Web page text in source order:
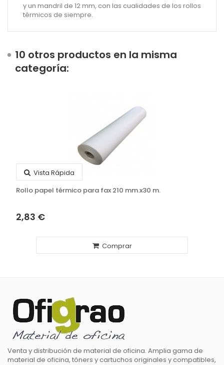
y un mandril de 12 mm, con las cualidades de los rollos
térmicos de siempre.
10 otros productos en la misma
categoría:
Vista Rápida
Rollo papel térmico para fax 210 mm.x30 m.
2,83 €
Comprar
Venta y distribución de material de oficina. Amplia gama de
material de oficina, tóners y cartuchos originales y compatibles,